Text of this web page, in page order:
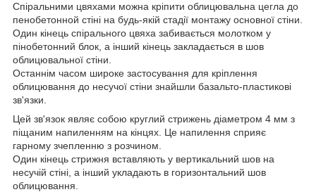
Спіральними цвяхами можна кріпити облицювальна цегла до
пенобетонной стіні на будь-якій стадії монтажу основної стіни.
Один кінець спірального цвяха забивається молотком у
пінобетонний блок, а інший кінець закладається в шов
облицювальної стіни.
Останнім часом широке застосування для кріплення
облицювання до несучої стіни знайшли базальто-пластикові
зв'язки.
Цей зв'язок являє собою круглий стрижень діаметром 4 мм з
піщаним напиленням на кінцях. Це напилення сприяє
гарному зчепленню з розчином.
Один кінець стрижня вставляють у вертикальний шов на
несучій стіні, а інший укладають в горизонтальний шов
облицювання.